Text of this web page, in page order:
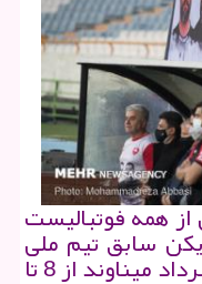
همه فوتبالیست
سابق تیم ملی
فوتبال ایران علی انصاریان و مهرداد میناوند از 8 تا